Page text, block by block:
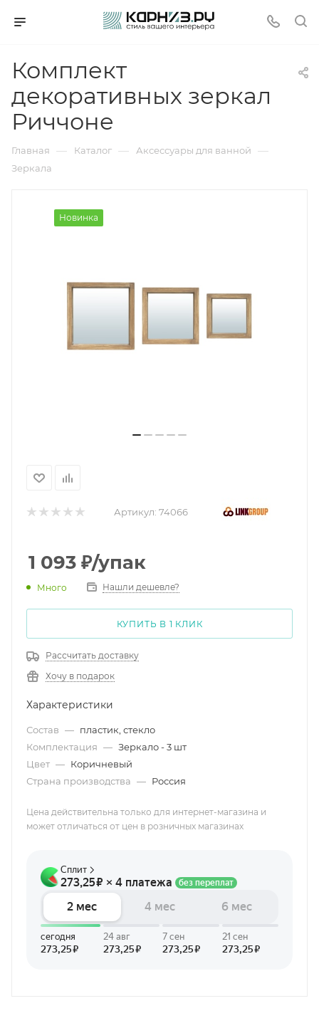
Комплект
декоративных зеркал
Риччоне
Главная — Каталог — Аксессуары для ванной —
Зеркала
Новинка
Артикул: 74066
1 093 ₽/упак
Много Нашли дешевле?
КУПИТЬ В 1 КЛИК
Рассчитать доставку
Хочу в подарок
Характеристики
Состав — пластик, стекло
Комплектация — Зеркало - 3 шт
Цвет — Коричневый
Страна производства — Россия
Цена действительна только для интернет-магазина и
может отличаться от цен в розничных магазинах